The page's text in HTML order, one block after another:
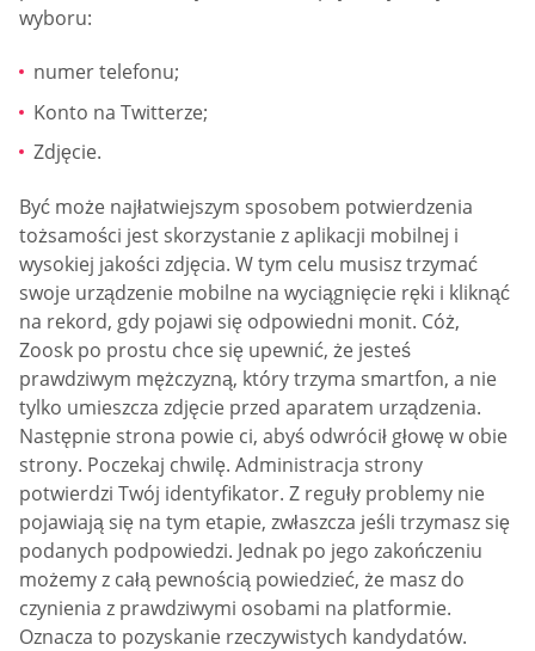
wyboru:
numer telefonu;
Konto na Twitterze;
Zdjęcie.
Być może najłatwiejszym sposobem potwierdzenia
tożsamości jest skorzystanie z aplikacji mobilnej i
wysokiej jakości zdjęcia. W tym celu musisz trzymać
swoje urządzenie mobilne na wyciągnięcie ręki i kliknąć
na rekord, gdy pojawi się odpowiedni monit. Cóż,
Zoosk po prostu chce się upewnić, że jesteś
prawdziwym mężczyzną, który trzyma smartfon, a nie
tylko umieszcza zdjęcie przed aparatem urządzenia.
Następnie strona powie ci, abyś odwrócił głowę w obie
strony. Poczekaj chwilę. Administracja strony
potwierdzi Twój identyfikator. Z reguły problemy nie
pojawiają się na tym etapie, zwłaszcza jeśli trzymasz się
podanych podpowiedzi. Jednak po jego zakończeniu
możemy z całą pewnością powiedzieć, że masz do
czynienia z prawdziwymi osobami na platformie.
Oznacza to pozyskanie rzeczywistych kandydatów.